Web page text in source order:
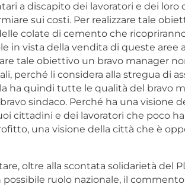
a discapito dei lavoratori e dei loro
sui costi. Per realizzare tale
colate di cemento che
in vista della vendita di queste aree
tale obiettivo un bravo manager
perché li considera alla stregua di
ha quindi tutte le qualità del bravo
sindaco. Perché ha una visione
cittadini e dei lavoratori che poco
una visione della città che è
oltre alla scontata solidarietà del
ruolo nazionale, il